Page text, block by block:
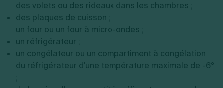
des volets ou des rideaux dans les chambres ;
des plaques de cuisson ;
un four ou un four à micro-ondes ;
un réfrigérateur ;
un congélateur ou un compartiment à congélation
du réfrigérateur d'une température maximale de -6°
;